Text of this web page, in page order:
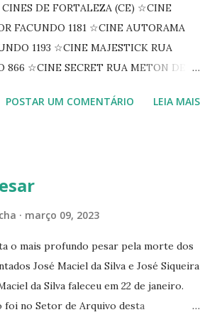
CINES DE FORTALEZA (CE) ☆CINE
FACUNDO 1181 ☆CINE AUTORAMA
1193 ☆CINE MAJESTICK RUA
866 ☆CINE SECRET RUA METON DE
IRIS RUA FLORIANO PEIXOTO 1206
RUA 24 DE MAIO 825 ☆CINE ECLIPSE
POSTAR UM COMENTÁRIO LEIA MAIS
março 09, 2023
o mais profundo pesar pela morte dos
José Maciel da Silva e José Siqueira
da Silva faleceu em 22 de janeiro.
foi no Setor de Arquivo desta